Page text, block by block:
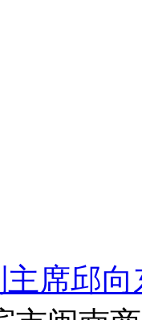
席邱